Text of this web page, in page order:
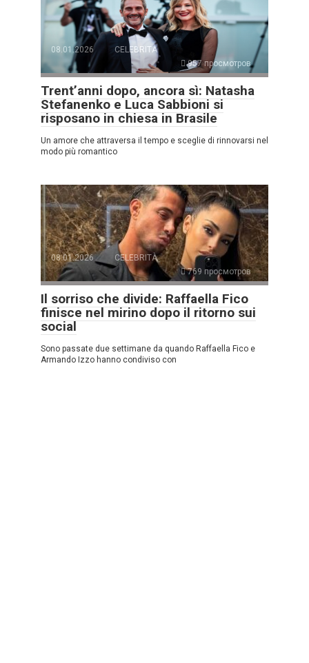
08.01.2026
CELEBRITÀ
957 просмотров
Trent’anni dopo, ancora sì: Natasha
Stefanenko e Luca Sabbioni si
risposano in chiesa in Brasile
Un amore che attraversa il tempo e sceglie di rinnovarsi nel
modo più romantico
08.01.2026
CELEBRITÀ
769 просмотров
Il sorriso che divide: Raffaella Fico
finisce nel mirino dopo il ritorno sui
social
Sono passate due settimane da quando Raffaella Fico e
Armando Izzo hanno condiviso con